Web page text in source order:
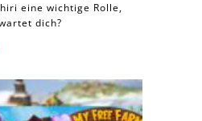
eine wichtige Rolle,
dich?